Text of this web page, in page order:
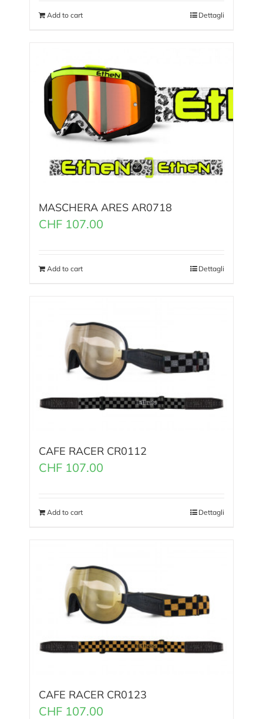
Add to cart Dettagli
MASCHERA ARES AR0718
CHF 107.00
Add to cart Dettagli
CAFE RACER CR0112
CHF 107.00
Add to cart Dettagli
CAFE RACER CR0123
CHF 107.00